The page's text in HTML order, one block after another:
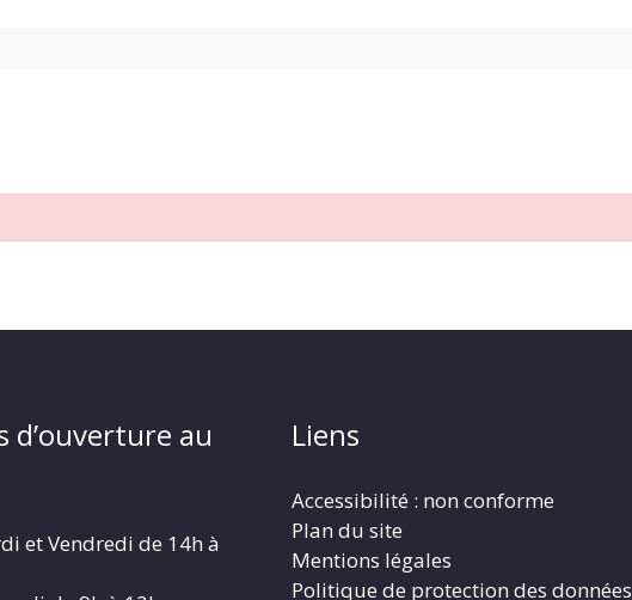
d’ouverture au
et Vendredi de 14h à
Liens
Accessibilité : non conforme
Plan du site
Mentions légales
Politique de protection des données